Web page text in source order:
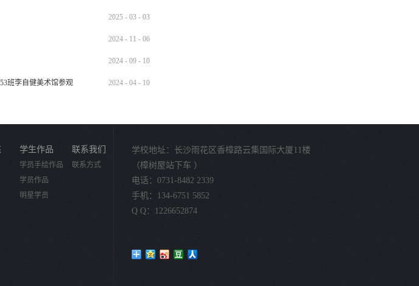
2025 - 03 - 03
2024 - 11 - 06
2024 - 09 - 10
班李自健美术馆参观 2024 - 04 - 10
学生作品
学员手绘作品
学员作品
明星学员
联系我们
联系方式
学校地址：长沙雨花区香樟路云集国际大厦11楼
（樟树屋站下车 ）
电话：0731-8482 2339
手机：134-6751 5852
Q Q：1226652874